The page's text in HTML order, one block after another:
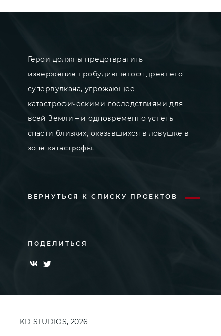
Герои должны предотвратить
извержение пробудившегося древнего
супервулкана, угрожающее
катастрофическими последствиями для
всей Земли – и одновременно успеть
спасти близких, оказавшихся в ловушке в
зоне катастрофы.
ВЕРНУТЬСЯ К СПИСКУ ПРОЕКТОВ
ПОДЕЛИТЬСЯ
KD STUDIOS, 2026